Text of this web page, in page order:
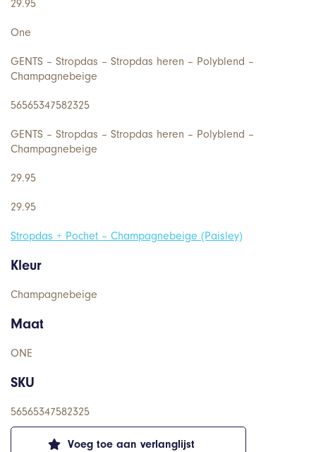
Voeg toe aan verlanglijst
29.95
One
GENTS – Stropdas – Stropdas heren – Polyblend –
Champagnebeige
56565347582325
GENTS – Stropdas – Stropdas heren – Polyblend –
Champagnebeige
29.95
29.95
Stropdas + Pochet – Champagnebeige (Paisley)
Kleur
Champagnebeige
Maat
ONE
SKU
56565347582325